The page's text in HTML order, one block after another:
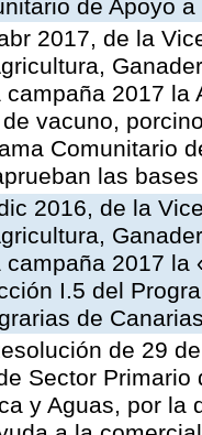
de Apoyo
2017, de la
2017
vacuno,
Comunitario
las
2016, de la
2017
I.5 del
de
de 29
Sector
y Aguas, por la